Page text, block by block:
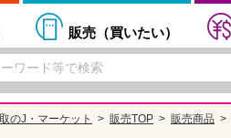
販売（買いたい）
のJ・マーケット 販売TOP 販売商品